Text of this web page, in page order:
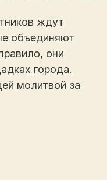
ждут
объединяют
они
города.
молитвой за